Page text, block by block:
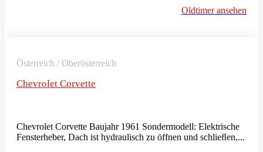
Oldtimer ansehen
Österreich / Oberösterreich
Chevrolet Corvette
Chevrolet Corvette Baujahr 1961 Sondermodell: Elektrische
Fensterheber, Dach ist hydraulisch zu öffnen und schlieﬂen,...